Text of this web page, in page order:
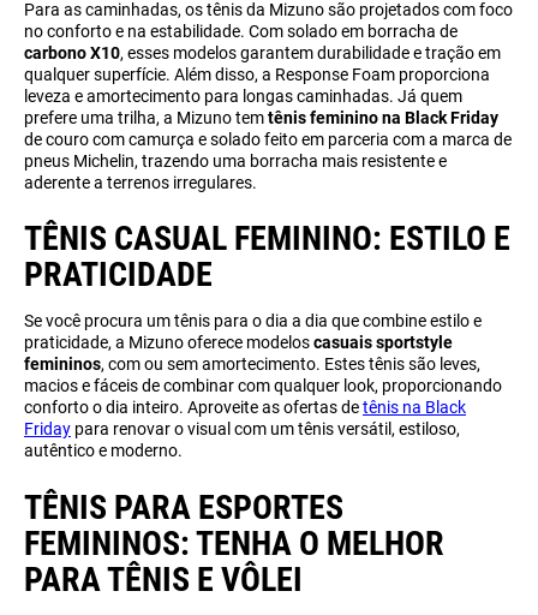
Para as caminhadas, os tênis da Mizuno são projetados com foco
no conforto e na estabilidade. Com solado em borracha de
carbono X10, esses modelos garantem durabilidade e tração em
qualquer superfície. Além disso, a Response Foam proporciona
leveza e amortecimento para longas caminhadas. Já quem
prefere uma trilha, a Mizuno temtênis feminino na Black Friday
de couro com camurça e solado feito em parceria com a marca de
pneus Michelin, trazendo uma borracha mais resistente e
aderente a terrenos irregulares.
TÊNIS CASUAL FEMININO: ESTILO E
PRATICIDADE
Se você procura um tênis para o dia a dia que combine estilo e
praticidade, a Mizuno oferece modeloscasuais sportstyle
femininos, com ou sem amortecimento. Estes tênis são leves,
macios e fáceis de combinar com qualquer look, proporcionando
conforto o dia inteiro. Aproveite as ofertas detênis na Black
Friday para renovar o visual com um tênis versátil, estiloso,
autêntico e moderno.
TÊNIS PARA ESPORTES
FEMININOS: TENHA O MELHOR
PARA TÊNIS E VÔLEI